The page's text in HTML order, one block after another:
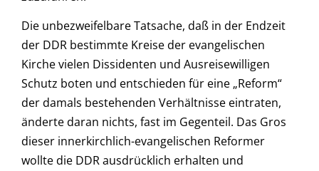
Die unbezweifelbare Tatsache, daß in der Endzeit
der DDR bestimmte Kreise der evangelischen
Kirche vielen Dissidenten und Ausreisewilligen
Schutz boten und entschieden für eine „Reform“
der damals bestehenden Verhältnisse eintraten,
änderte daran nichts, fast im Gegenteil. Das Gros
dieser innerkirchlich-evangelischen Reformer
wollte die DDR ausdrücklich erhalten und